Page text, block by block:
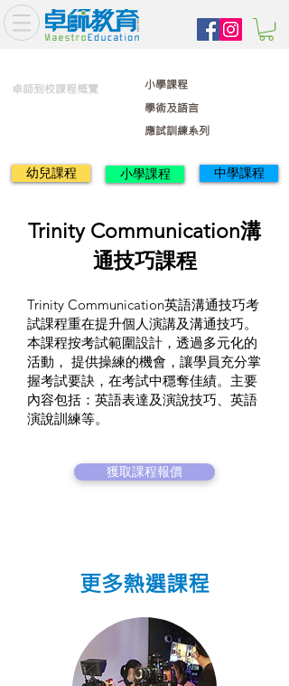
卓師到校課程概覽
學術及語言
應試訓練系列
小學課程
幼兒課程 小學課程 中學課程
Trinity Communication英語溝通技巧考
試課程重在提升個人演講及溝通技巧。
本課程按考試範圍設計，透過多元化的
活動， 提供操練的機會，讓學員充分掌
握考試要訣，在考試中穩奪佳績。主要
內容包括：英語表達及演說技巧、英語
演說訓練等。
獲取課程報價
Trinity Communication溝
通技巧課程
更多熱選課程